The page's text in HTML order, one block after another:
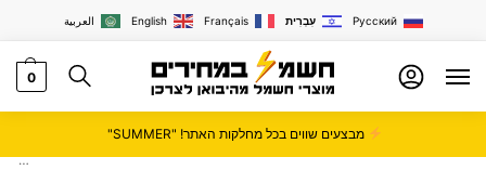
العربية English Français עִבְרִית Русский
0
מבצעים שווים בכל מחלקות האתר! "SUMMER"